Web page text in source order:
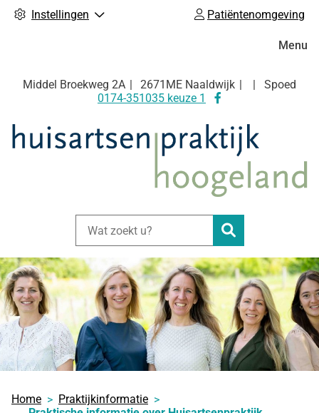
Instellingen Patiëntenomgeving
Middel Broekweg 2A 2671ME Naaldwijk
Spoed
0174-351035 keuze 1
facebook
pagina
Zoeken
Menu
Home
Praktijkinformatie